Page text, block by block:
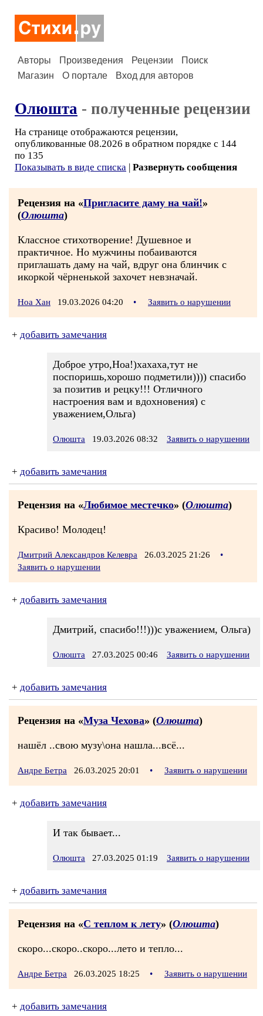
Авторы Произведения Рецензии
Поиск
Магазин
О портале Вход для авторов
Олюшта - полученные рецензии
На странице отображаются рецензии,
опубликованные 08.2026 в обратном порядке с 144
по 135
Показывать в виде списка | Развернуть сообщения
Рецензия на «Пригласите даму на чай!»
(Олюшта)
Классное стихотворение! Душевное и
практичное. Но мужчины побаиваются
приглашать даму на чай, вдруг она блинчик с
икоркой чёрненькой захочет невзначай.
Ноа Хан 19.03.2026 04:20 • Заявить о нарушении
+ добавить замечания
Доброе утро,Ноа!)хахаха,тут не
поспоришь,хорошо подметили)))) спасибо
за позитив и рецку!!! Отличного
настроения вам и вдохновения) с
уважением,Ольга)
Олюшта 19.03.2026 08:32 Заявить о нарушении
+ добавить замечания
Рецензия на «Любимое местечко» (Олюшта)
Красиво! Молодец!
Дмитрий Александров Келевра 26.03.2025 21:26
•
Заявить о нарушении
+ добавить замечания
Дмитрий, спасибо!!!)))с уважением, Ольга)
Олюшта 27.03.2025 00:46 Заявить о нарушении
+ добавить замечания
Рецензия на «Муза Чехова» (Олюшта)
нашёл ..свою музу\она нашла...всё...
Андре Бетра 26.03.2025 20:01 • Заявить о нарушении
+ добавить замечания
И так бывает...
Олюшта 27.03.2025 01:19 Заявить о нарушении
+ добавить замечания
Рецензия на «С теплом к лету» (Олюшта)
скоро...скоро..скоро...лето и тепло...
Андре Бетра 26.03.2025 18:25 • Заявить о нарушении
+ добавить замечания